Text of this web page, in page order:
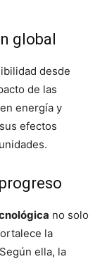
global
desde
de las
energía y
efectos
no solo
la
ella, la